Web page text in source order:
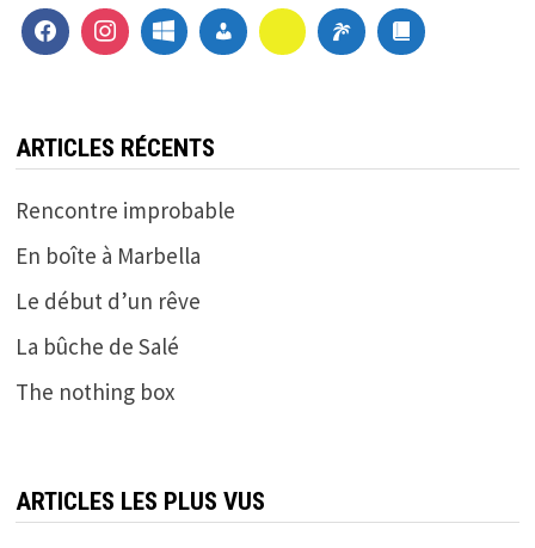
ARTICLES RÉCENTS
Rencontre improbable
En boîte à Marbella
Le début d’un rêve
La bûche de Salé
The nothing box
ARTICLES LES PLUS VUS